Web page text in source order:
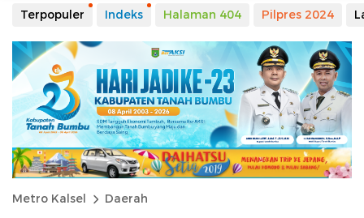
Terpopuler Indeks Halaman 404 Pilpres 2024
Metro Kalsel Daerah